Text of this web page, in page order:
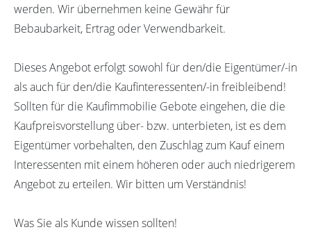
werden. Wir übernehmen keine Gewähr für
Bebaubarkeit, Ertrag oder Verwendbarkeit.
Dieses Angebot erfolgt sowohl für den/die Eigentümer/-in
als auch für den/die Kaufinteressenten/-in freibleibend!
Sollten für die Kaufimmobilie Gebote eingehen, die die
Kaufpreisvorstellung über- bzw. unterbieten, ist es dem
Eigentümer vorbehalten, den Zuschlag zum Kauf einem
Interessenten mit einem höheren oder auch niedrigerem
Angebot zu erteilen. Wir bitten um Verständnis!
Was Sie als Kunde wissen sollten!